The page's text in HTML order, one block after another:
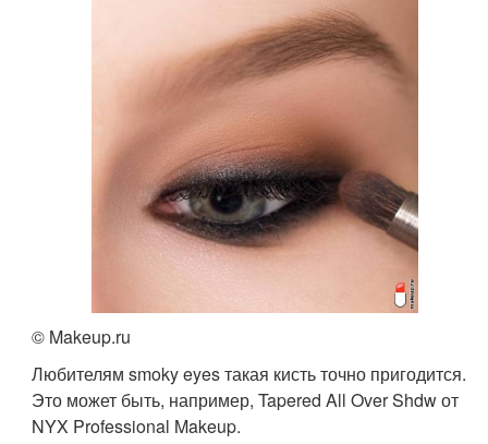
© Makeup.ru
Любителям smoky eyes такая кисть точно пригодится.
Это может быть, например, Tapered All Over Shdw от
NYX Professional Makeup.